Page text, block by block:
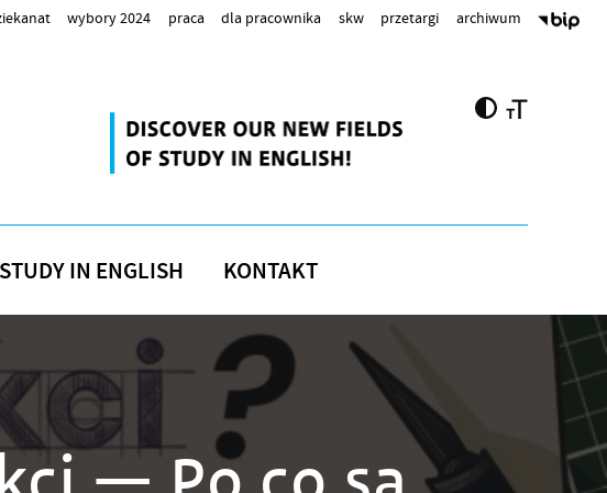
wybory 2024 praca dla pracownika skw przetargi archiwum
STUDY IN ENGLISH KONTAKT